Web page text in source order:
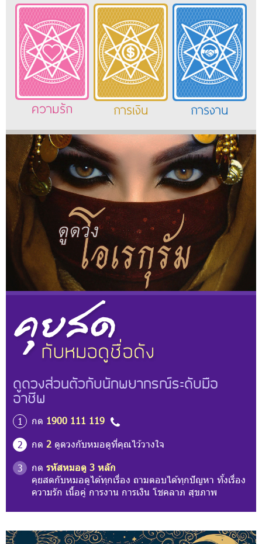
ความรัก การเงิน การงาน
ดูดวงส่วนตัวกับนักพยากรณ์ระดับมือ
อาชีพ
1 กด 1900 111 119
2
กด 2 ดูดวงกับหมอดูที่คุณไว้วางใจ
3
กด รหัสหมอดู 3 หลัก
คุยสดกับหมอดูได้ทุกเรื่อง ถามตอบได้ทุกปัญหา ทั้งเรื่อง
ความรัก เนื้อคู่ การงาน การเงิน โชคลาภ สุขภาพ